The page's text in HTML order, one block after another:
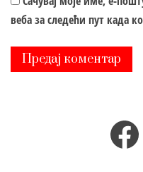
веба за следећи пут када